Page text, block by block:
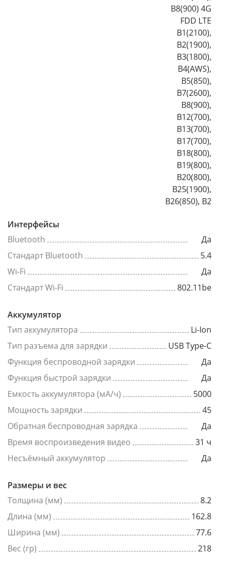
B8(900) 4G
FDD LTE
B1(2100),
B2(1900),
B3(1800),
B4(AWS),
B5(850),
B7(2600),
B8(900),
B12(700),
B13(700),
B17(700),
B18(800),
B19(800),
B20(800),
B25(1900),
B26(850), B2
Интерфейсы
Bluetooth
Да
Стандарт Bluetooth
5.4
Wi-Fi
Да
Стандарт Wi-Fi
802.11be
Аккумулятор
Тип аккумулятора
Li-Ion
Тип разъема для зарядки
USB Type-C
Функция беспроводной зарядки
Да
Функция быстрой зарядки
Да
Емкость аккумулятора (мА/ч)
5000
Мощность зарядки
45
Обратная беспроводная зарядка
Да
Время воспроизведения видео
31 ч
Несъёмный аккумулятор
Да
Размеры и вес
Толщина (мм)
8.2
Длина (мм)
162.8
Ширина (мм)
77.6
Вес (гр)
218